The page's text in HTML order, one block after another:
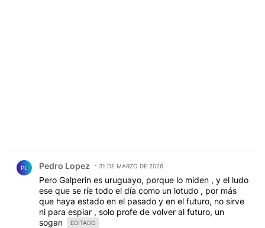
PL Pedro Lopez 31 DE MARZO DE 2026
Pero Galperin es uruguayo, porque lo miden , y el ludo
ese que se ríe todo el día como un lotudo , por más
que haya estado en el pasado y en el futuro, no sirve
ni para espiar , solo profe de volver al futuro, un
sogan
EDITADO